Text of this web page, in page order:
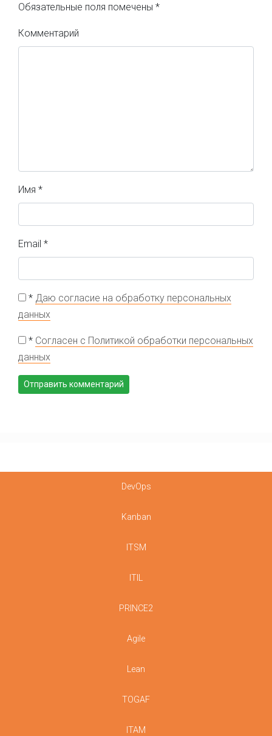
Обязательные поля помечены *
Комментарий
Имя *
Email *
* Даю согласие на обработку персональных
данных
* Согласен с Политикой обработки персональных
данных
DevOps
Kanban
ITSM
ITIL
PRINCE2
Agile
Lean
TOGAF
ITAM